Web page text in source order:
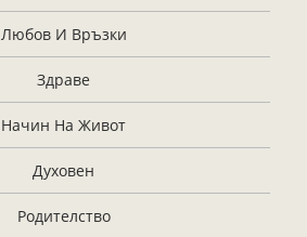
Любов И Връзки
Здраве
Начин На Живот
Духовен
Родителство